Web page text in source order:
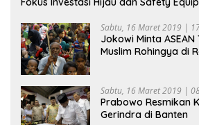
Sabtu, 16 Maret 2019 |
Jokowi Minta
Muslim Rohingya di
Sabtu, 16 Maret 2019 |
Prabowo Resmikan
Gerindra di Banten